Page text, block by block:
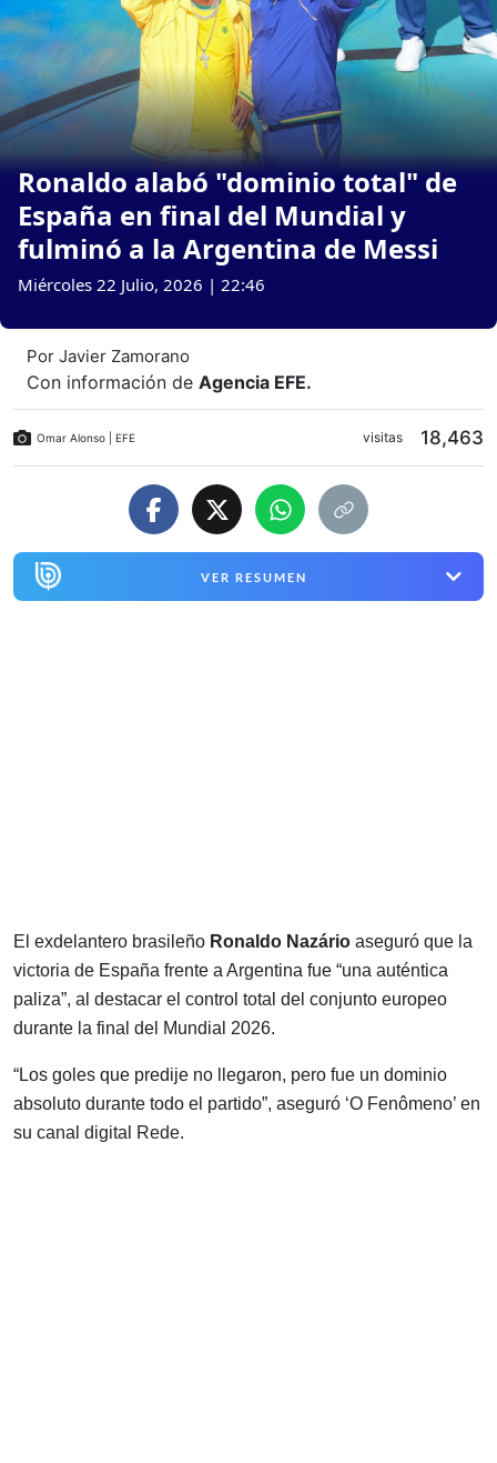
Ronaldo alabó "dominio total" de
España en final del Mundial y
fulminó a la Argentina de Messi
Miércoles 22 Julio, 2026 | 22:46
Por Javier Zamorano
Con información de Agencia EFE.
Omar Alonso | EFE visitas 18,463
VER RESUMEN
El exdelantero brasileño Ronaldo Nazário aseguró que la
victoria de España frente a Argentina fue “una auténtica
paliza”, al destacar el control total del conjunto europeo
durante la final del Mundial 2026.
“Los goles que predije no llegaron, pero fue un dominio
absoluto durante todo el partido”, aseguró ‘O Fenômeno’ en
su canal digital
Rede.